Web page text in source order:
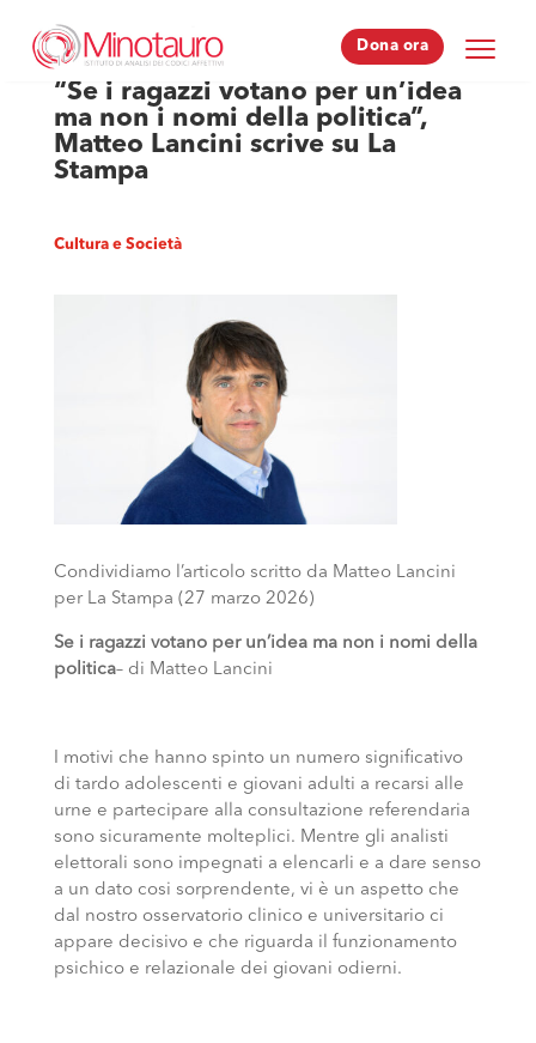
Dona ora
Dona ora
“Se i ragazzi votano per un’idea
ma non i nomi della politica”,
Matteo Lancini scrive su La
Stampa
Cultura e Società
Condividiamo l’articolo scritto da Matteo Lancini
per La Stampa (27 marzo 2026)
Se i ragazzi votano per un’idea ma non i nomi della
politica– di Matteo Lancini
I motivi che hanno spinto un numero significativo
di tardo adolescenti e giovani adulti a recarsi alle
urne e partecipare alla consultazione referendaria
sono sicuramente molteplici. Mentre gli analisti
elettorali sono impegnati a elencarli e a dare senso
a un dato cosi sorprendente, vi è un aspetto che
dal nostro osservatorio clinico e universitario ci
appare decisivo e che riguarda il funzionamento
psichico e relazionale dei giovani odierni.